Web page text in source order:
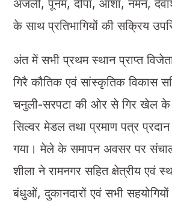
अंजली, पूनम, दीपा, आशा, नमन,
के साथ प्रतिभागियों की सक्रिय
अंत में सभी प्रथम स्थान प्राप्त
गिरै कौतिक एवं सांस्कृतिक विकास
चनुली-सरपटा की ओर से गिर खेल के
सिल्वर मेडल तथा प्रमाण पत्र
गया। मेले के समापन अवसर पर
शीला ने रामनगर सहित क्षेत्रीय एवं
बंधुओं, दुकानदारों एवं सभी